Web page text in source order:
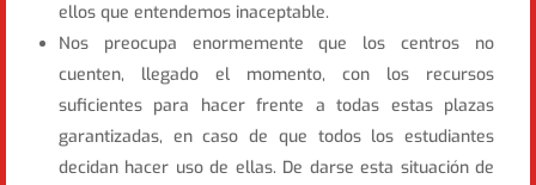
ellos que entendemos inaceptable.
Nos preocupa enormemente que los centros no
cuenten, llegado el momento, con los recursos
suficientes para hacer frente a todas estas plazas
garantizadas, en caso de que todos los estudiantes
decidan hacer uso de ellas. De darse esta situación de